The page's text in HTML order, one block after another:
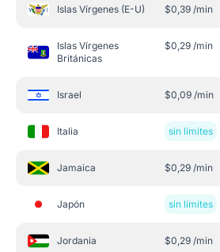
Islas Vírgenes (E-U) $0,39 /min
Islas Vírgenes
Británicas
$0,29 /min
Israel $0,09 /min
Italia sin límites
Jamaica $0,29 /min
Japón sin límites
Jordania $0,29 /min